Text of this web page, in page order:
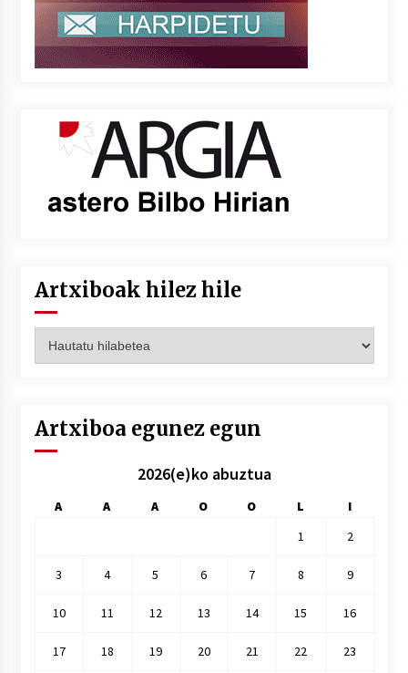
Artxiboak hilez hile
hilez
Artxiboa egunez egun
2026(e)ko abuztua
A A A O O L
I
1
2
3 4 5 6 7 8 9
10 11 12 13 14 15 16
17 18 19 20 21 22 23